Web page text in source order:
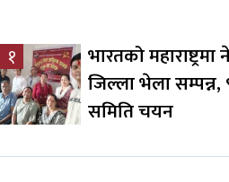
१
भारतको
जिल्ला भेला
समिति चयन